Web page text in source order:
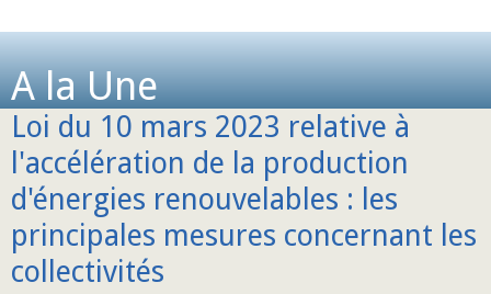
A la Une
Loi du 10 mars 2023 relative à
l'accélération de la production
d'énergies renouvelables : les
principales mesures concernant les
collectivités